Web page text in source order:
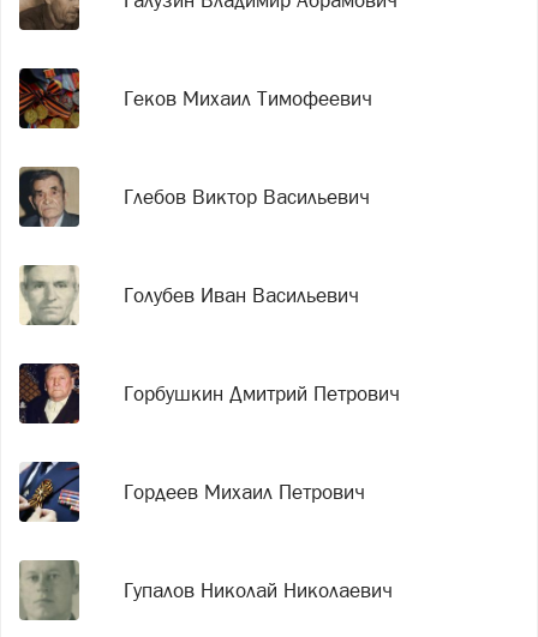
Геков Михаил Тимофеевич
Глебов Виктор Васильевич
Голубев Иван Васильевич
Горбушкин Дмитрий Петрович
Гордеев Михаил Петрович
Гупалов Николай Николаевич